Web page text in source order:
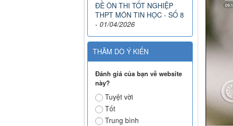
ĐỀ ÔN THI TỐT NGHIỆP
THPT MÔN TIN HỌC - SỐ 8
- 01/04/2026
THĂM DÒ Ý KIẾN
Đánh giá của bạn về website
này?
Tuyệt vời
Tốt
Trung bình